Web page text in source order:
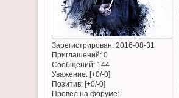
Зарегистрирован: 2016-08-31
Приглашений:0
Сообщений:144
Уважение: [+0/-0]
Позитив: [+0/-0]
Провел на форуме: